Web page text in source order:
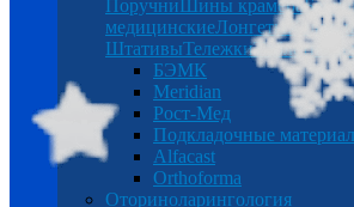
ПоручниШины крамера
медицинскиеЛонгетыХалаты
ШтативыТележкиТаблетницы
БЭМК
Meridian
Рост-Мед
Подкладочные
Alfacast
Orthoforma
Оториноларингология